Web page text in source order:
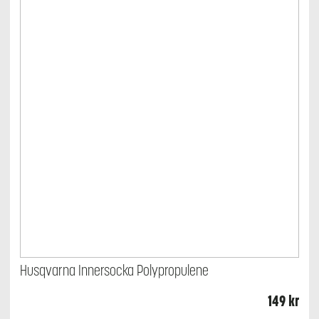
Husqvarna Innersocka Polypropulene
149kr